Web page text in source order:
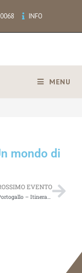
INFO
MENU
mondo di
EVENTO
10 giorni in Portogallo – Itinerario in auto – Consigli